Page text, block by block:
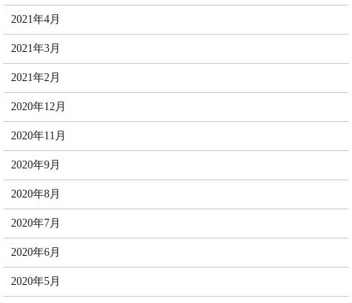
2021年4月
2021年3月
2021年2月
2020年12月
2020年11月
2020年9月
2020年8月
2020年7月
2020年6月
2020年5月